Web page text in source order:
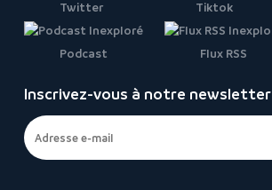
Twitter Tiktok
Podcast Flux RSS
Inscrivez-vous à notre newsletter